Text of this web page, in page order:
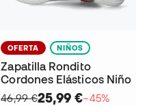
OFERTA NIÑOS
Zapatilla Rondito
Cordones Elásticos Niño
46,99 €25,99 €−45%